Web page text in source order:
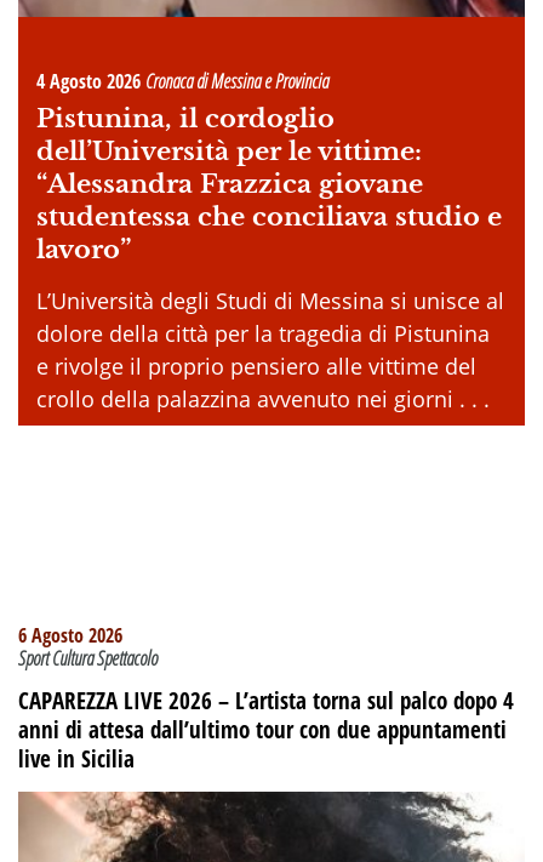
4 Agosto 2026 Cronaca di Messina e Provincia
Pistunina, il cordoglio
dell’Università per le vittime:
“Alessandra Frazzica giovane
studentessa che conciliava studio e
lavoro”
L’Università degli Studi di Messina si unisce al
dolore della città per la tragedia di Pistunina
e rivolge il proprio pensiero alle vittime del
crollo della palazzina avvenuto nei giorni . . .
6 Agosto 2026
Sport Cultura Spettacolo
CAPAREZZA LIVE 2026 – L’artista torna sul palco dopo 4
anni di attesa dall’ultimo tour con due appuntamenti
live in Sicilia